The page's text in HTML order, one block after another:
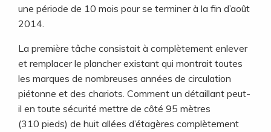
une période de 10 mois pour se terminer à la fin d’août
2014.
La première tâche consistait à complètement enlever
et remplacer le plancher existant qui montrait toutes
les marques de nombreuses années de circulation
piétonne et des chariots. Comment un détaillant peut-
il en toute sécurité mettre de côté 95 mètres
(310 pieds) de huit allées d’étagères complètement